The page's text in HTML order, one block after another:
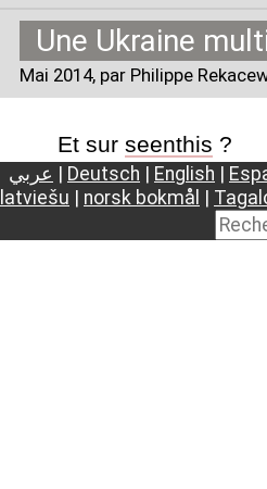
Une Ukraine
Mai 2014, par Philippe
Et sur seenthis ?
عربي Deutsch English
latviešu
norsk bokmål